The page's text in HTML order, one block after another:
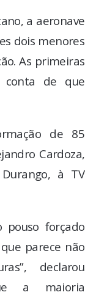
a aeronave
dois menores
As primeiras
conta de que
de 85
Cardoza,
à TV
pouso forçado
parece não
declarou
a maioria